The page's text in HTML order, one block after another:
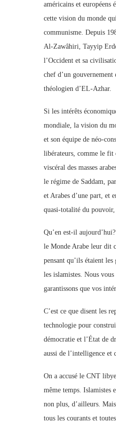
américains et européens
cette vision du monde
communisme. Depuis
Al-Zawâhiri, Tayyip
l’Occident et sa
chef d’un
théologien d’EL-Azhar.
Si les intérêts
mondiale, la vision du
et son équipe de néo-
libérateurs, comme le fit
viscéral des masses
le régime de Saddam,
et Arabes d’une part, et
quasi-totalité du pouvoir,
Qu’en est-il
le Monde Arabe leur dit
pensant qu’ils étaient
les islamistes. Nous
garantissons que vos
C’est ce que disent les
technologie pour
démocratie et l’État de
aussi de l’intelligence et
On a accusé le CNT
même temps. Islamistes
non plus, d’ailleurs.
tous les courants et